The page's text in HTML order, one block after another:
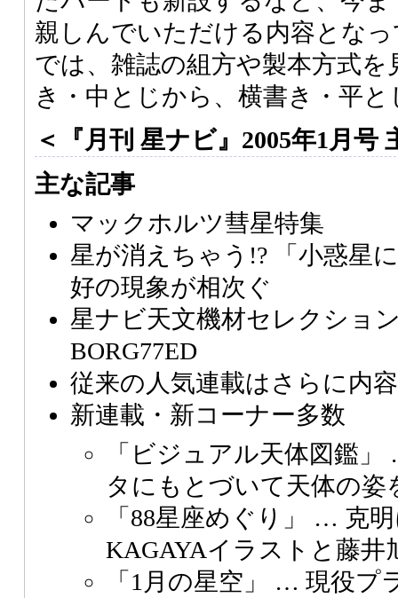
親しんでいただける内容とな
では、雑誌の組方や製本方式を
き・中とじから、横書き・平
＜『月刊 星ナビ』2005年1月号
主な記事
マックホルツ彗星特集
星が消えちゃう!? 「小惑星
好の現象が相次ぐ
星ナビ天文機材セレクショ
BORG77ED
従来の人気連載はさらに内
新連載・新コーナー多数
「ビジュアル天体図鑑」
タにもとづいて天体の姿
「88星座めぐり」
… 克明
KAGAYAイラストと藤井
「1月の星空」
… 現役プ